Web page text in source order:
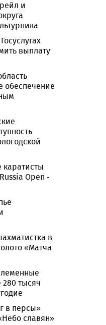
и
выплату
обеспечение
каратисты
Open -
в
«Матча
280 тысяч
в персы»
славян»